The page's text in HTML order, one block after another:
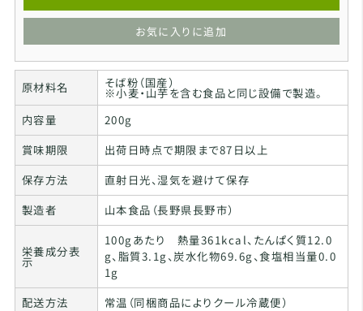
お気に入りに追加
原材料名 そば粉（国産）
※小麦・山芋を含む食品と同じ設備で製造。
内容量
200g
賞味期限
出荷日時点で期限まで87日以上
保存方法
直射日光、湿気を避けて保存
製造者
山本食品（長野県長野市）
栄養成分表
示
100gあたり 熱量361kcal、たんぱく質12.0
g、脂質3.1g、炭水化物69.6g、食塩相当量0.0
1g
配送方法
常温（同梱商品によりクール冷蔵便）